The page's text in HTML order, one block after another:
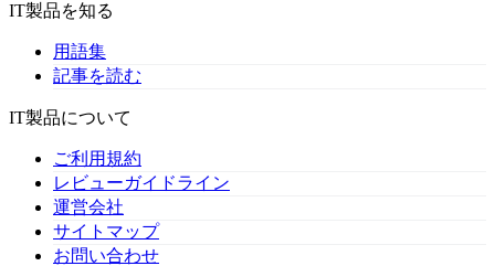
IT製品を知る
用語集
記事を読む
IT製品について
ご利用規約
レビューガイドライン
運営会社
サイトマップ
お問い合わせ